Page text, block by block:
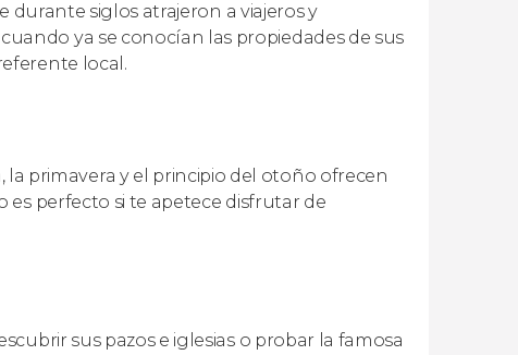
durante siglos atrajeron a viajeros y
ya se conocían las propiedades de sus
local.
primavera y el principio del otoño ofrecen
es perfecto si te apetece disfrutar de
sus pazos e iglesias o probar la famosa